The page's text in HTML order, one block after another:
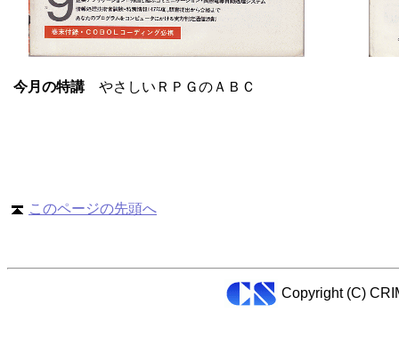
今月の特講 やさしいＲＰＧのＡＢＣ
このページの先頭へ
Copyright (C)